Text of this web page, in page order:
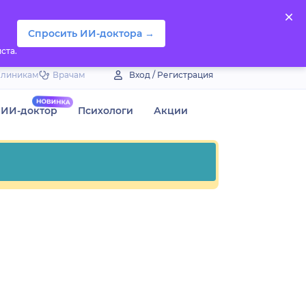
Спросить ИИ-доктора →
Врачам Вход / Регистрация
ИИ-доктор Психологи Акции